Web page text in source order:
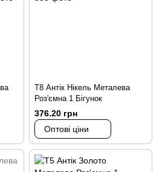
Т8 Антік Нікель Металева
Роз'ємна 1 Бігунок
376.20 грн
Оптові ціни